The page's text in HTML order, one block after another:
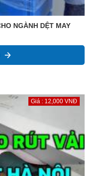
NGÀNH DỆT MAY
Giá : 12,000 VNĐ